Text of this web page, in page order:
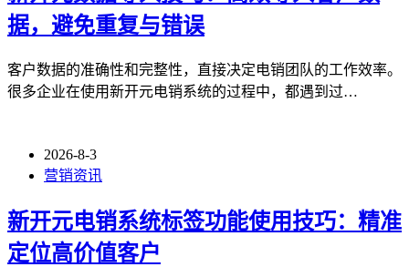
据，避免重复与错误
客户数据的准确性和完整性，直接决定电销团队的工作效率。
很多企业在使用新开元电销系统的过程中，都遇到过…
2026-8-3
营销资讯
新开元电销系统标签功能使用技巧：精准
定位高价值客户